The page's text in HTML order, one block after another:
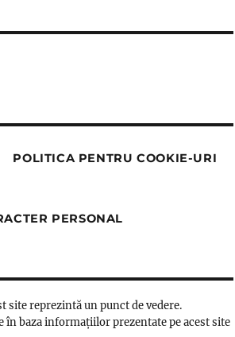
POLITICA PENTRU COOKIE-URI
PERSONAL
site reprezintă un punct de vedere.
în baza informațiilor prezentate pe acest site